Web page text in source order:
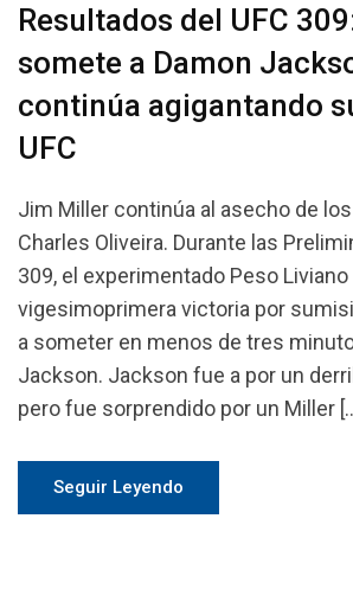
Resultados del UFC
somete a Damon
continúa agigantando
UFC
Jim Miller continúa al asecho de
Charles Oliveira. Durante las
309, el experimentado Peso
vigesimoprimera victoria por
a someter en menos de tres
Jackson. Jackson fue a por un
pero fue sorprendido por un Miller
Seguir Leyendo